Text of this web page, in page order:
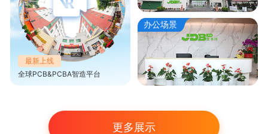
最新上线
全球PCB&PCBA智造平台
办公场景
更多展示